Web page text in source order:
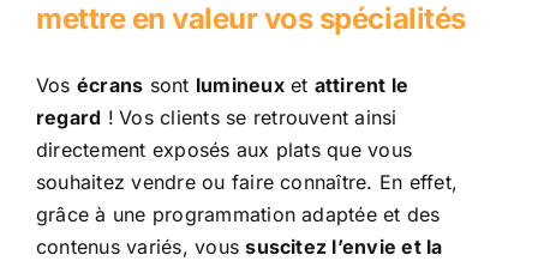
mettre en valeur vos spécialités
Vos écrans sont lumineuxet attirent le
regard ! Vos clients se retrouvent ainsi
directement exposés aux plats que vous
souhaitez vendre ou faire connaître. En effet,
grâce à une programmation adaptée et des
contenus variés, voussuscitez l’envie et la